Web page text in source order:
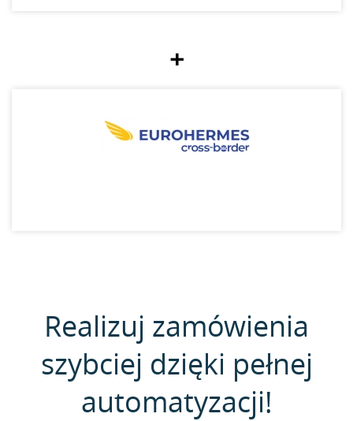
+
Realizuj zamówienia
szybciej dzięki pełnej
automatyzacji!